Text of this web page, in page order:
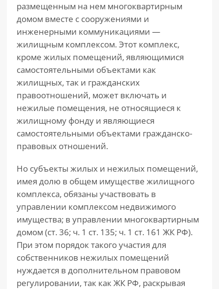
размещенным на нем многоквартирным
домом вместе с сооружениями и
инженерными коммуникациями —
жилищным комплексом. Этот комплекс,
кроме жилых помещений, являющимися
самостоятельными объектами как
жилищных, так и гражданских
правоотношений, может включать и
нежилые помещения, не относящиеся к
жилищному фонду и являющиеся
самостоятельными объектами гражданско-
правовых отношений.
Но субъекты жилых и нежилых помещений,
имея долю в общем имуществе жилищного
комплекса, обязаны участвовать в
управлении комплексом недвижимого
имущества; в управлении многоквартирным
домом (ст. 36; ч. 1 ст. 135; ч. 1 ст. 161 ЖК РФ).
При этом порядок такого участия для
собственников нежилых помещений
нуждается в дополнительном правовом
регулировании, так как ЖК РФ, раскрывая